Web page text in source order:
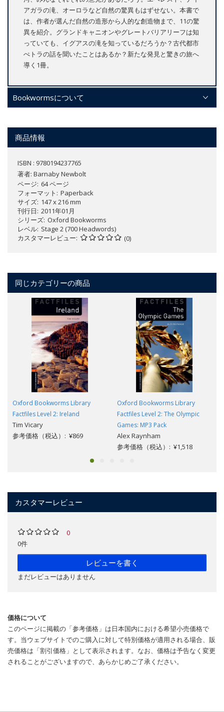
アガラの滝、オーロラなど自然の驚異もはずせない。本書で
は、作者が選んだ自然の造形から人的な創造物まで、11の驚
異を紹介。グランドキャニオンやグレートバリアリーフは知
っていても、イグアスの滝を知っているだろうか？古代都市
ぺトラの話を聞いたことはあるか？新たな発見と驚きの旅へ
導く1冊。
Bookwormsについて
商品情報
ISBN : 9780194237765
著者: Barnaby Newbolt
ページ 64 ページ
フォーマット
Paperback
サイズ 147 x 216 mm
刊行日 2011年01月
シリーズ Oxford Bookworms
レベル Stage 2 (700 Headwords)
カスタマーレビュー
(0)
同じカテゴリーの商品
Oxford Bookworms Library
Factfiles Level 2: Ireland
Tim Vicary
参考価格（税込）: ¥869
Oxford Bookworms Library
Factfiles Level 2: The Olympic
Games: MP3 Pack
Alex Raynham
参考価格（税込）: ¥1,518
カスタマーレビュー
0
0件
レビューを書く
まだレビューはありません
価格について
このページに掲載の「参考価格」は日本国内における希望小売価格で
す。当ウェブサイトでのご購入に対して特別価格が適用される場合、販
売価格は「割引価格」として表示されます。なお、価格は予告なく変更
されることがございますので、あらかじめご了承ください。